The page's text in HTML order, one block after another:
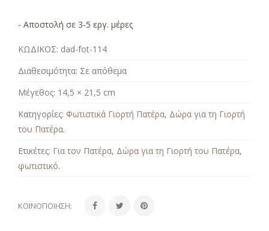
- Αποστολή σε 3-5 εργ. μέρες
ΚΩΔΙΚΟΣ: dad-fot-114
Διαθεσιμότητα: Σε απόθεμα
Μέγεθος: 14,5 × 21,5 cm
Κατηγορίες: Φωτιστικά Γιορτή Πατέρα, Δώρα για τη Γιορτή
του Πατέρα.
Ετικέτες: Για τον Πατέρα, Δώρα για τη Γιορτή του Πατέρα,
φωτιστικό.
ΚΟΙΝΟΠΟΊΗΣΗ: